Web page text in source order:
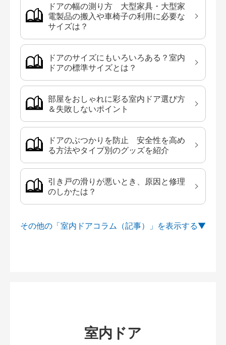
ドアの幅の測り方 大型家具・大型家
電製品の搬入や車椅子の利用に必要な
サイズは？
ドアのサイズにもいろいろある？室内
ドアの標準サイズとは？
部屋をおしゃれに彩る室内ドア選び方
＆失敗しないポイント
ドアのぶつかりを防止 安全性を高め
る方法やタイプ別のグッズを紹介
引き戸の滑りが悪いとき、原因と修理
のしかたは？
その他の「室内ドアコラム（記事）」を
室内ドア